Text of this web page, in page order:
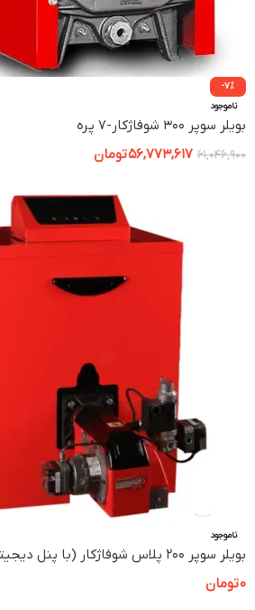
-7%
ناموجود
بویلر سوپر ۳۰۰ شوفاژکار-7 پره
61,046,900
56,773,617تومان
ناموجود
بویلر سوپر ۲۰۰ پلاس شوفاژکار (با پنل دیجیتال)-۴ پره
0تومان